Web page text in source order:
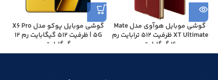
گوشی موبایل هوآوی مدل Mate
XT Ultimate ظرفیت 512 ترابایت رم
16 گیگابایت
گوشی موبايل پوکو مدل X6 Pro
5G | ظرفیت 512 گیگابایت رم 12
گیگابایت